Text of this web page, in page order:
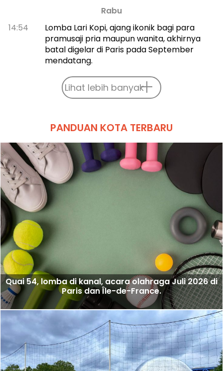
Rabu
14:54
Lomba Lari Kopi, ajang ikonik bagi para
pramusaji pria maupun wanita, akhirnya
batal digelar di Paris pada September
mendatang.
Lihat lebih banyak
PANDUAN KOTA TERBARU
Quai 54, lomba di kanal, acara olahraga Juli 2026 di
Paris dan Île-de-France.